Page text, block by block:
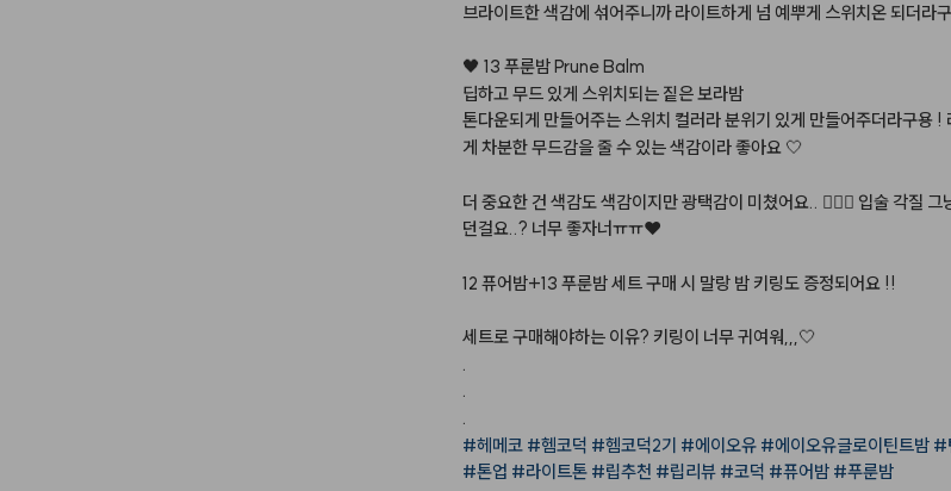
브라이트한색감에 섞어주니까 라이트하게 넘 예뿌게 스위치온되더라
🖤 13 푸룬밤PruneBalm
딥하고무드 있게 스위치되는 짙은보라밤
톤다운되게 만들어주는 스위치 컬러라분위기 있게 만들어주더라구용 !
게 차분한무드감을줄수 있는색감이라좋아요 🤍
더 중요한 건 색감도색감이지만광택감이 미쳤어요.. 🤦🏻‍♀️ 입술 각질 그
던걸요..? 너무좋자너ㅠㅠ❤️
12 퓨어밤+13 푸룬밤세트구매 시 말랑 밤 키링도 증정되어요 !!
세트로구매해야하는 이유? 키링이 너무귀여워,,,🤍
.
.
.
#헤메코 #헴코덕 #헴코덕2기 #에이오유 #에이오유글로이틴트밤 #
#톤업 #라이트톤 #립추천 #립리뷰 #코덕 #퓨어밤 #푸룬밤